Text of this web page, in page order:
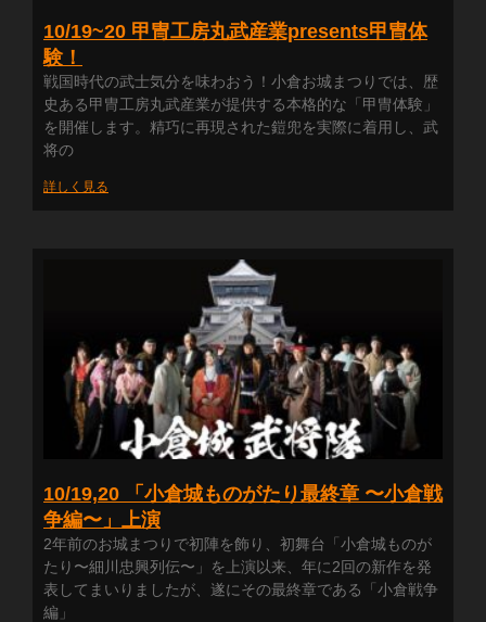
10/19~20 甲冑工房丸武産業presents甲冑体
験！
戦国時代の武士気分を味わおう！小倉お城まつりでは、歴
史ある甲冑工房丸武産業が提供する本格的な「甲冑体験」
を開催します。精巧に再現された鎧兜を実際に着用し、武
将の
詳しく見る
10/19,20 「小倉城ものがたり最終章 〜小倉戦
争編〜」上演
2年前のお城まつりで初陣を飾り、初舞台「小倉城ものが
たり〜細川忠興列伝〜」を上演以来、年に2回の新作を発
表してまいりましたが、遂にその最終章である「小倉戦争
編」